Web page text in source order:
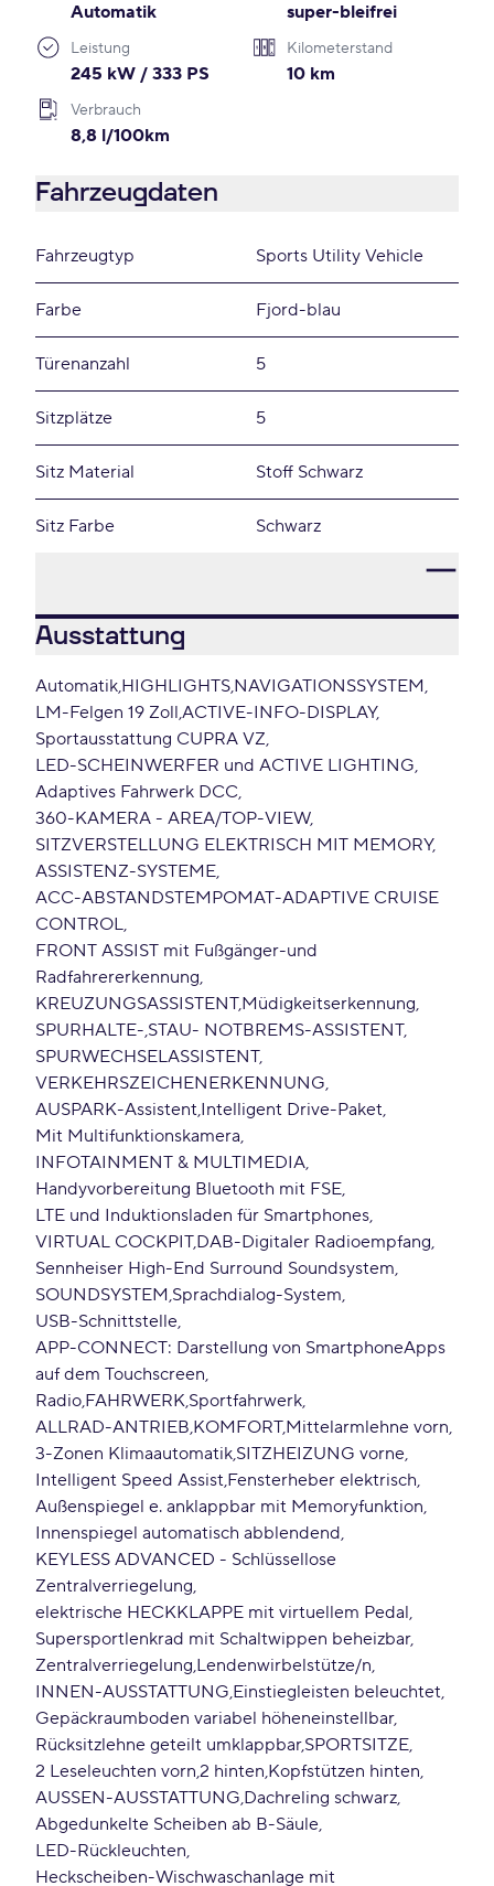
Automatik super-bleifrei
Leistung
245 kW / 333 PS
Kilometerstand
10 km
Verbrauch
8,8 l/100km
Fahrzeugdaten
Fahrzeugtyp Sports Utility Vehicle
Farbe Fjord-blau
Türenanzahl 5
Sitzplätze 5
Sitz Material Stoff Schwarz
Sitz Farbe Schwarz
Ausstattung
Automatik HIGHLIGHTS NAVIGATIONSSYSTEM
LM-Felgen 19 Zoll ACTIVE-INFO-DISPLAY
Sportausstattung CUPRA VZ
LED-SCHEINWERFER und ACTIVE LIGHTING
Adaptives Fahrwerk DCC
360-KAMERA - AREA/TOP-VIEW
SITZVERSTELLUNG ELEKTRISCH MIT MEMORY
ASSISTENZ-SYSTEME
ACC-ABSTANDSTEMPOMAT-ADAPTIVE CRUISE
CONTROL
FRONT ASSIST mit Fußgänger-und
Radfahrererkennung
KREUZUNGSASSISTENT Müdigkeitserkennung
SPURHALTE- STAU- NOTBREMS-ASSISTENT
SPURWECHSELASSISTENT
VERKEHRSZEICHENERKENNUNG
AUSPARK-Assistent Intelligent Drive-Paket
Mit Multifunktionskamera
INFOTAINMENT & MULTIMEDIA
Handyvorbereitung Bluetooth mit FSE
LTE und Induktionsladen für Smartphones
VIRTUAL COCKPIT DAB-Digitaler Radioempfang
Sennheiser High-End Surround Soundsystem
SOUNDSYSTEM Sprachdialog-System
USB-Schnittstelle
APP-CONNECT: Darstellung von SmartphoneApps
auf dem Touchscreen
Radio FAHRWERK Sportfahrwerk
ALLRAD-ANTRIEB KOMFORT Mittelarmlehne vorn
3-Zonen Klimaautomatik SITZHEIZUNG vorne
Intelligent Speed Assist Fensterheber elektrisch
Außenspiegel e. anklappbar mit Memoryfunktion
Innenspiegel automatisch abblendend
KEYLESS ADVANCED - Schlüssellose
Zentralverriegelung
elektrische HECKKLAPPE mit virtuellem Pedal
Supersportlenkrad mit Schaltwippen beheizbar
Zentralverriegelung Lendenwirbelstütze/n
INNEN-AUSSTATTUNG Einstiegleisten beleuchtet
Gepäckraumboden variabel höheneinstellbar
Rücksitzlehne geteilt umklappbar SPORTSITZE
2 Leseleuchten vorn 2 hinten Kopfstützen hinten
AUSSEN-AUSSTATTUNG Dachreling schwarz
Abgedunkelte Scheiben ab B-Säule
LED-Rückleuchten
Heckscheiben-Wischwaschanlage mit